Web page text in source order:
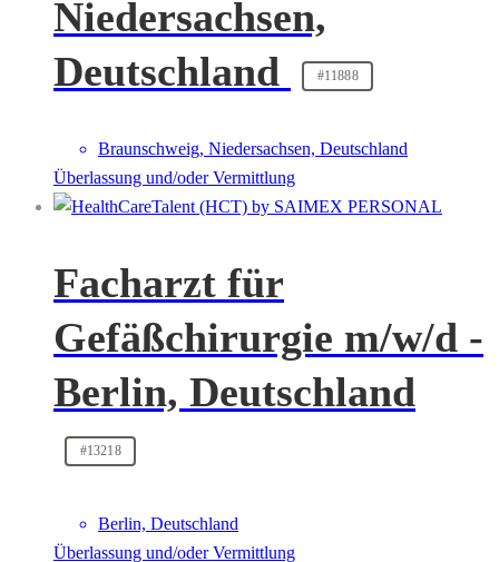
Niedersachsen,
Deutschland
#11888
Braunschweig, Niedersachsen, Deutschland
Überlassung und/oder Vermittlung
Facharzt für
Gefäßchirurgie m/w/d -
Berlin, Deutschland
#13218
Berlin, Deutschland
Überlassung und/oder Vermittlung